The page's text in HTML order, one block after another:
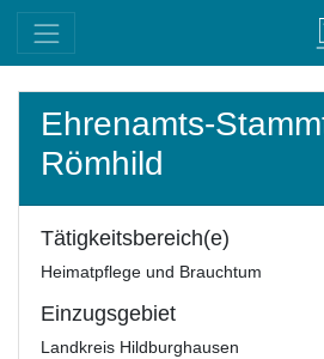
Ehrenamts-
Römhild
Tätigkeitsbereich(e)
Heimatpflege und Brauchtum
Einzugsgebiet
Landkreis Hildburghausen